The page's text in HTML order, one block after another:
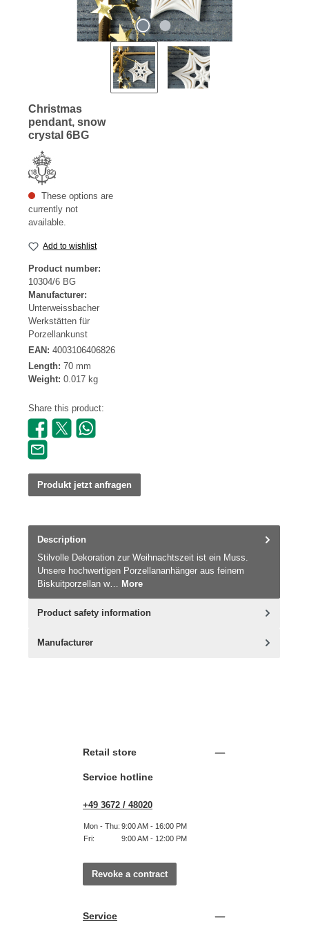
Christmas
pendant, snow
crystal 6BG
These options are
currently not
available.
Add to wishlist
Product number:
10304/6 BG
Manufacturer:
Unterweissbacher
Werkstätten für
Porzellankunst
EAN: 4003106406826
Length: 70 mm
Weight: 0.017 kg
Share this product:
Produkt jetzt anfragen
Description
Stilvolle Dekoration zur Weihnachtszeit ist ein Muss.
Unsere hochwertigen Porzellananhänger aus feinem
Biskuitporzellan w… More
Product safety information
Manufacturer
Retail store
Service hotline
+49 3672 / 48020
Mon - Thu: 9:00 AM - 16:00 PM
Fri:
9:00 AM - 12:00 PM
Revoke a contract
Service